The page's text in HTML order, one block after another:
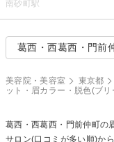
南砂町駅
葛西・西葛西・門前
美容院・美容室 東京都
ット・眉カラー・脱色(ブリ
葛西・西葛西・門前仲町の
サロン(口コミが多い順)か